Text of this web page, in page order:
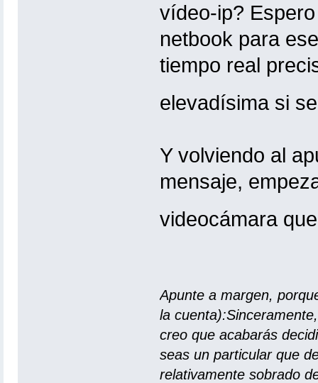
vídeo-ip?
netbook para
tiempo real
elevadísima si
Y volviendo al
mensaje,
videocámara
Apunte a margen,
la
creo que acabarás
seas un particular que
relativamente sobrado